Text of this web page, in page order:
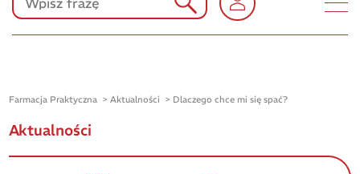
KONKURSY
Farmacja Praktyczna Aktualności Dlaczego chce mi się spać?
Aktualności